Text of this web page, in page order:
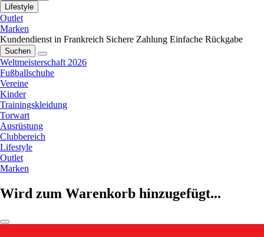
Lifestyle
Outlet
Marken
Kundendienst in Frankreich Sichere Zahlung Einfache Rückgabe
Suchen
Weltmeisterschaft 2026
Fußballschuhe
Vereine
Kinder
Trainingskleidung
Torwart
Ausrüstung
Clubbereich
Lifestyle
Outlet
Marken
Wird zum Warenkorb hinzugefügt...